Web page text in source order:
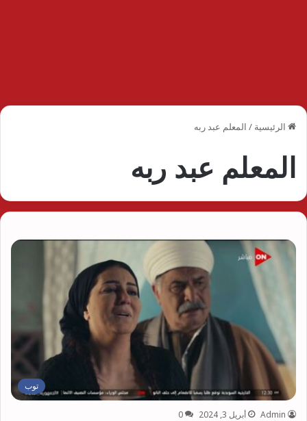
الرئيسية / المعلم عبد ربه
المعلم عبد ربه
توب
Admin أبريل 3, 2024 0